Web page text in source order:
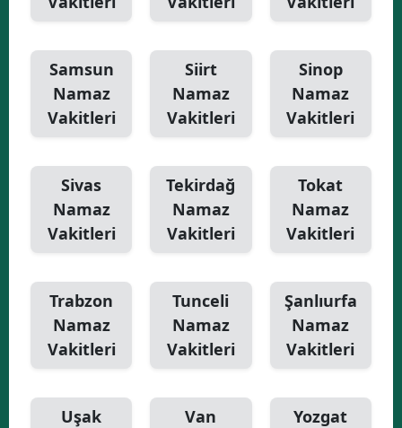
Samsun
Namaz
Vakitleri
Siirt
Namaz
Vakitleri
Sinop
Namaz
Vakitleri
Sivas
Namaz
Vakitleri
Tekirdağ
Namaz
Vakitleri
Tokat
Namaz
Vakitleri
Trabzon
Namaz
Vakitleri
Tunceli
Namaz
Vakitleri
Şanlıurfa
Namaz
Vakitleri
Uşak
Van
Yozgat